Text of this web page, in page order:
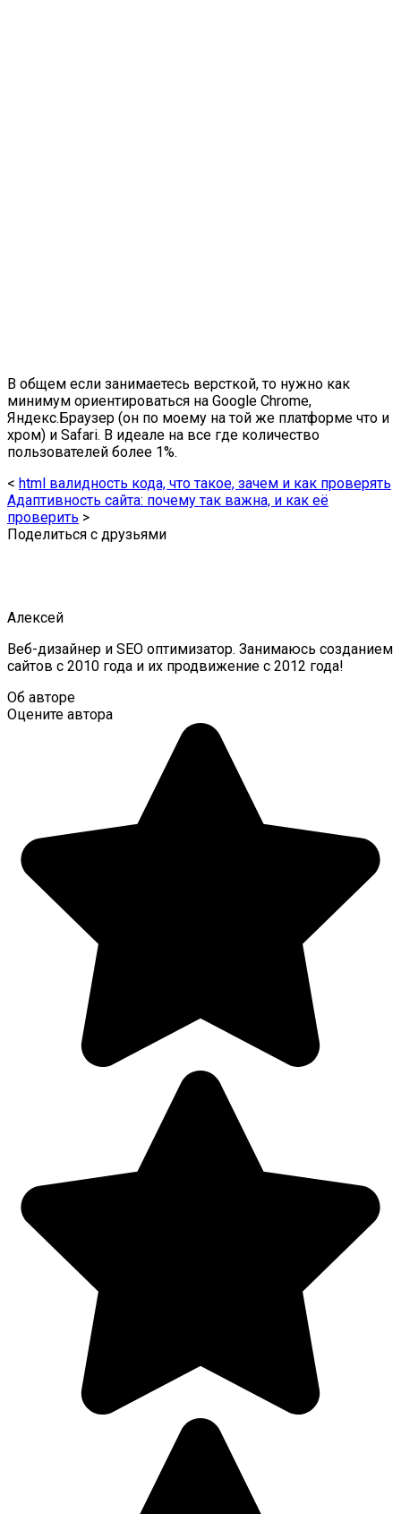
В общем если занимаетесь версткой, то нужно как
минимум ориентироваться на Google Chrome,
Яндекс.Браузер (он по моему на той же платформе что и
хром) и Safari. В идеале на все где количество
пользователей более 1%.
< html валидность кода, что такое, зачем и как проверять
Адаптивность сайта: почему так важна, и как её
проверить >
Поделиться с друзьями
Алексей
Веб-дизайнер и SEO оптимизатор. Занимаюсь созданием
сайтов с 2010 года и их продвижение с 2012 года!
Об авторе
Оцените автора